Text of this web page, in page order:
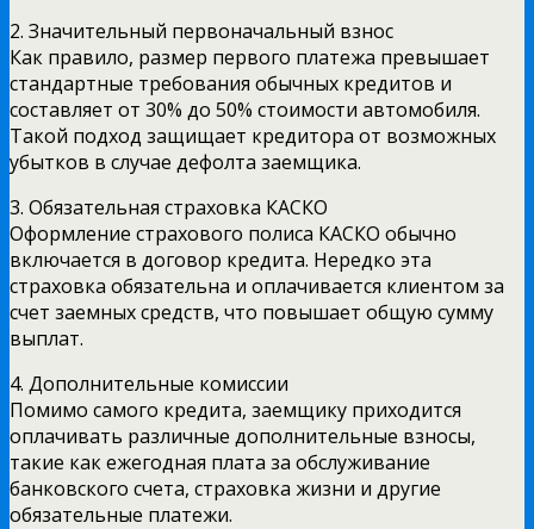
2. Значительный первоначальный взнос
Как правило, размер первого платежа превышает
стандартные требования обычных кредитов и
составляет от 30% до 50% стоимости автомобиля.
Такой подход защищает кредитора от возможных
убытков в случае дефолта заемщика.
3. Обязательная страховка КАСКО
Оформление страхового полиса КАСКО обычно
включается в договор кредита. Нередко эта
страховка обязательна и оплачивается клиентом за
счет заемных средств, что повышает общую сумму
выплат.
4. Дополнительные комиссии
Помимо самого кредита, заемщику приходится
оплачивать различные дополнительные взносы,
такие как ежегодная плата за обслуживание
банковского счета, страховка жизни и другие
обязательные платежи.